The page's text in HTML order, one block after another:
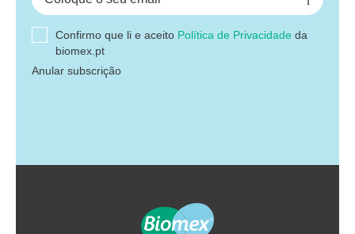
Confirmo que li e aceito Política de Privacidade da
biomex.pt
Anular subscrição